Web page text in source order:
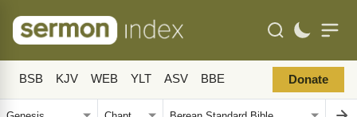
BSB KJV WEB YLT ASV BBE Donate